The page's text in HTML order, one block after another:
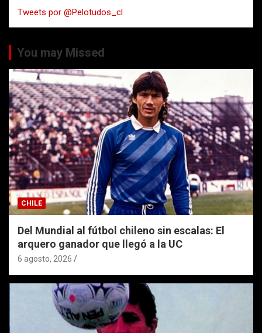
rTweets por @Pelotudos_cl
You may Missed
CHILE
Del Mundial al fútbol chileno sin escalas: El
arquero ganador que llegó a la UC
6 agosto, 2026